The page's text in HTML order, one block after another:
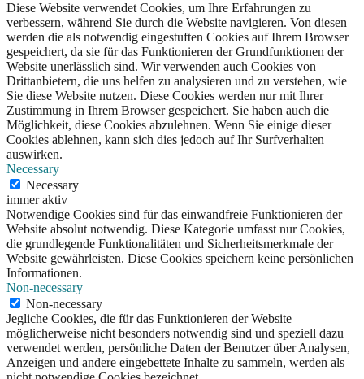
Diese Website verwendet Cookies, um Ihre Erfahrungen zu
verbessern, während Sie durch die Website navigieren. Von diesen
werden die als notwendig eingestuften Cookies auf Ihrem Browser
gespeichert, da sie für das Funktionieren der Grundfunktionen der
Website unerlässlich sind. Wir verwenden auch Cookies von
Drittanbietern, die uns helfen zu analysieren und zu verstehen, wie
Sie diese Website nutzen. Diese Cookies werden nur mit Ihrer
Zustimmung in Ihrem Browser gespeichert. Sie haben auch die
Möglichkeit, diese Cookies abzulehnen. Wenn Sie einige dieser
Cookies ablehnen, kann sich dies jedoch auf Ihr Surfverhalten
auswirken.
Necessary
Necessary
immer aktiv
Notwendige Cookies sind für das einwandfreie Funktionieren der
Website absolut notwendig. Diese Kategorie umfasst nur Cookies,
die grundlegende Funktionalitäten und Sicherheitsmerkmale der
Website gewährleisten. Diese Cookies speichern keine persönlichen
Informationen.
Non-necessary
Non-necessary
Jegliche Cookies, die für das Funktionieren der Website
möglicherweise nicht besonders notwendig sind und speziell dazu
verwendet werden, persönliche Daten der Benutzer über Analysen,
Anzeigen und andere eingebettete Inhalte zu sammeln, werden als